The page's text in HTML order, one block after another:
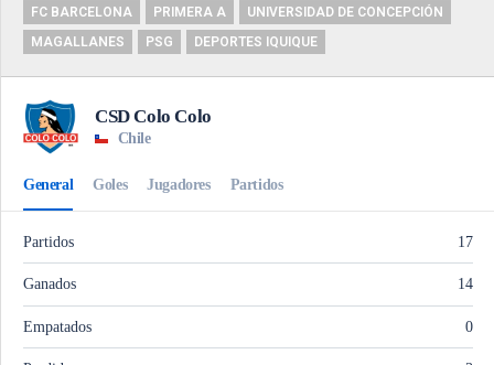
FC BARCELONA
PRIMERA A
UNIVERSIDAD DE CONCEPCIÓN
MAGALLANES
PSG DEPORTES IQUIQUE